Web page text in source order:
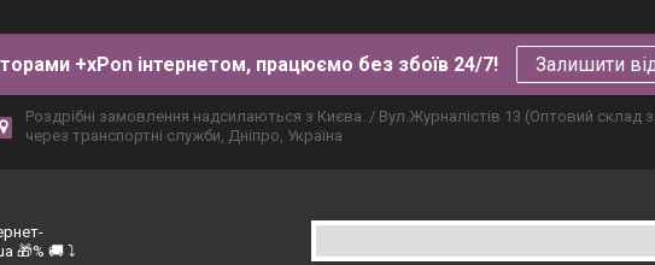
+xPon інтернетом, працюємо без збоїв 24/7! Залишити
Роздрібні замовлення надсилаються з Києва. / Вул.Журналістів 13 (Оптовий склад
через транспортні служби, Дніпро, Україна
🎁% 🚚 ⤵